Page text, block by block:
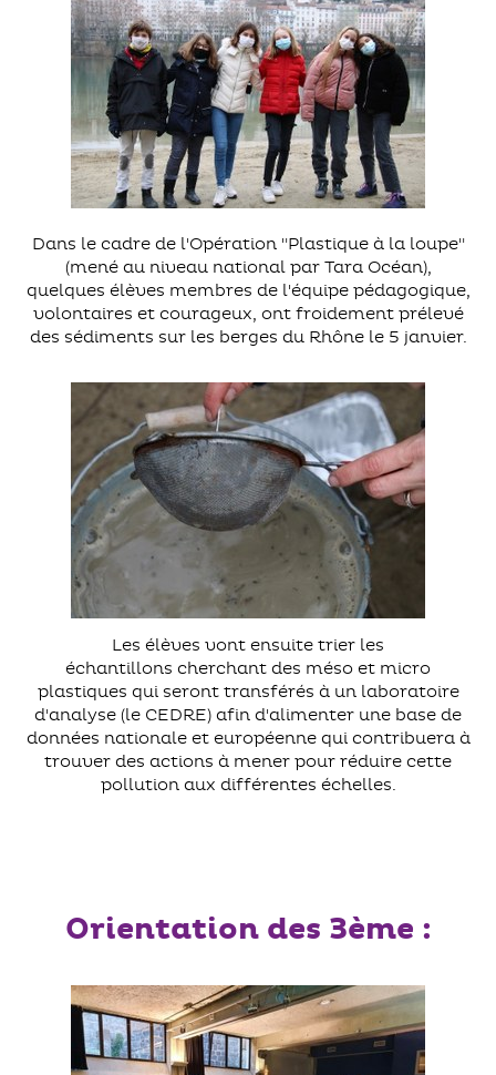
Dans le cadre de l'Opération "Plastique à la loupe"
(mené au niveau national par Tara Océan),
quelques élèves membres de l'équipe pédagogique,
volontaires et courageux, ont froidement prélevé
des sédiments sur les berges du Rhône le 5 janvier.
Les élèves vont ensuite trier les
échantillons cherchant des méso et micro
plastiques qui seront transférés à un laboratoire
d'analyse (le CEDRE) afin d'alimenter une base de
données nationale et européenne qui contribuera à
trouver des actions à mener pour réduire cette
pollution aux différentes échelles.
Orientation des 3ème :